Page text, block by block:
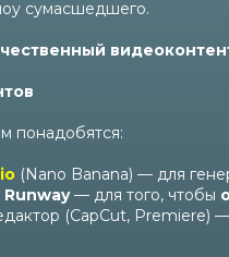
сумасшедшего.
понадобятся:
(Nano Banana) — для
— для того, чтобы
(CapCut, Premiere)